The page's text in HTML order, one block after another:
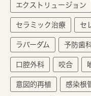
エクストリュージョン
セラミック治療 セ
ラバーダム 予防歯
口腔外科 咬合
意図的再植 感染根